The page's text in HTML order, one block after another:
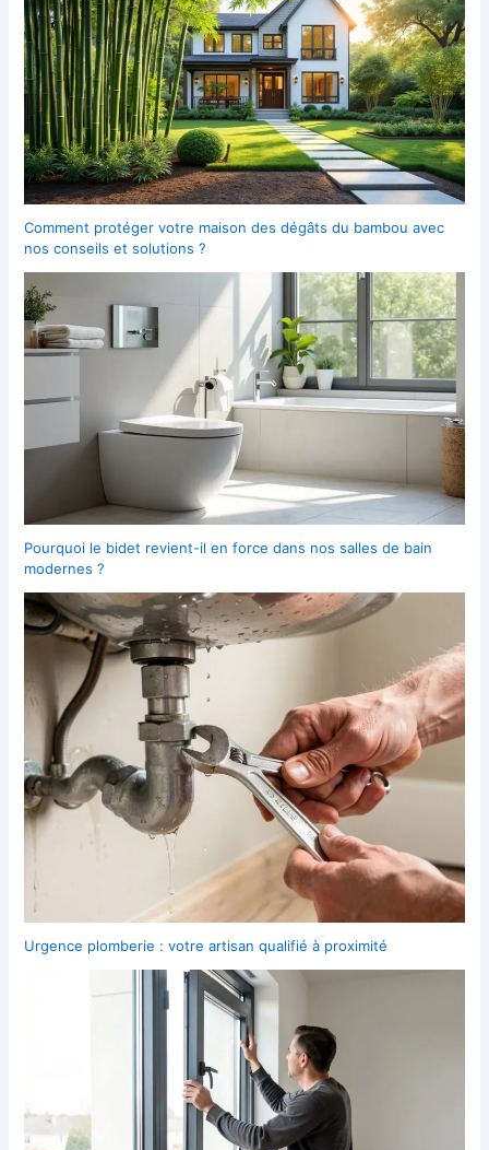
Comment protéger votre maison des dégâts du bambou avec
nos conseils et solutions ?
Pourquoi le bidet revient-il en force dans nos salles de bain
modernes ?
Urgence plomberie : votre artisan qualifié à proximité